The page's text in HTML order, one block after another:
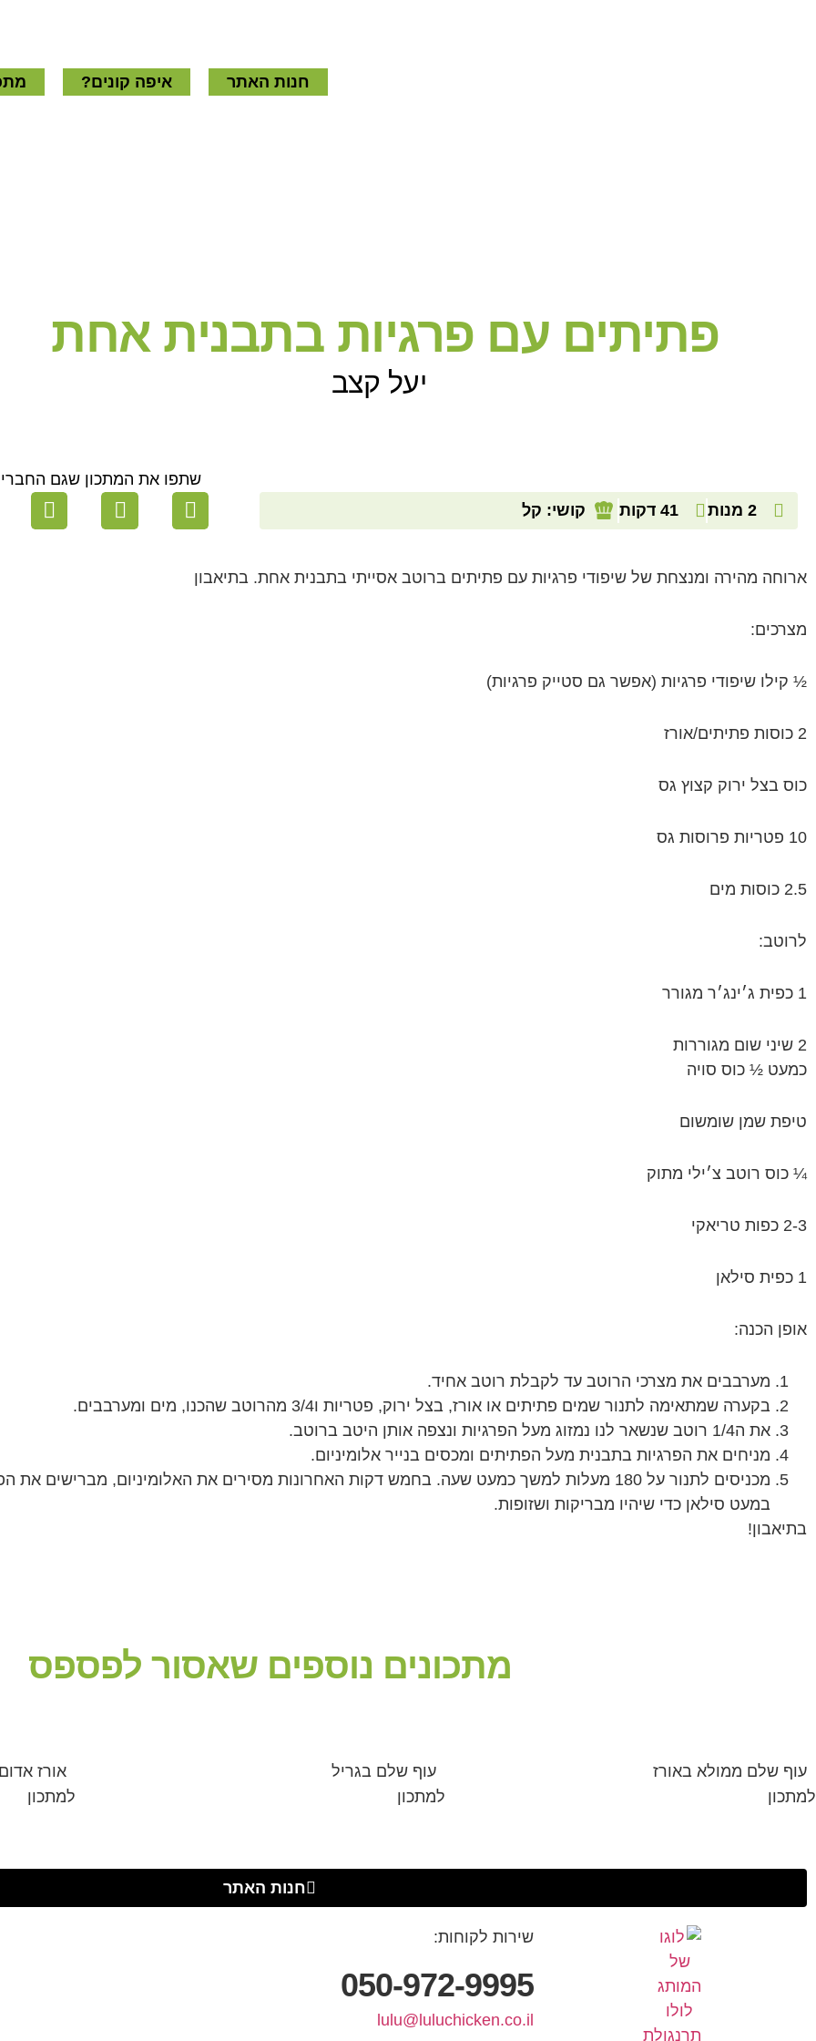
חנות האתר איפה קונים?
פתיתים עם פרגיות בתבנית אחת
יעל קצב
2 מנות 41 דקות קושי: קל
שתפו את המתכון שגם
ארוחה מהירה ומנצחת של שיפודי פרגיות עם פתיתים ברוטב אסייתי בתבנית אחת. בתיאבון
מצרכים:
½ קילו שיפודי פרגיות (אפשר גם סטייק פרגיות)
2 כוסות פתיתים/אורז
כוס בצל ירוק קצוץ גס
10 פטריות פרוסות גס
2.5 כוסות מים
לרוטב:
1 כפית ג׳ינג׳ר מגורר
2 שיני שום מגוררות
כמעט ½ כוס סויה
טיפת שמן שומשום
¼ כוס רוטב צ׳ילי מתוק
2-3 כפות טריאקי
1 כפית סילאן
אופן הכנה:
מערבבים את מצרכי הרוטב עד לקבלת רוטב אחיד.
בקערה שמתאימה לתנור שמים פתיתים או אורז, בצל ירוק, פטריות ו3/4 מהרוטב שהכנו, מים ומערבבים.
את ה1/4 רוטב שנשאר לנו נמזוג מעל הפרגיות ונצפה אותן היטב ברוטב.
מניחים את הפרגיות בתבנית מעל הפתיתים ומכסים בנייר אלומיניום.
מכניסים לתנור על 180 מעלות למשך כמעט שעה. בחמש דקות האחרונות מסירים את האלומיניום, מברישים את
במעט סילאן כדי שיהיו מבריקות ושזופות.
בתיאבון!
מתכונים נוספים שאסור לפספס
עוף שלם ממולא באורז
למתכון
עוף שלם בגריל
למתכון
אורז
למתכון
חנות האתר
שירות לקוחות:
050-972-9995
lulu@luluchicken.co.il